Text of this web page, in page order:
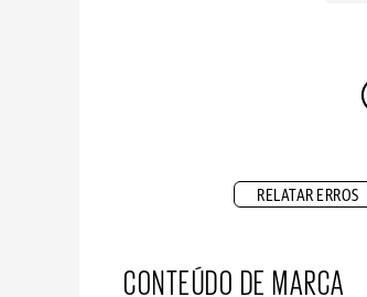
RELATAR ERROS
CONTEÚDO DE MARCA